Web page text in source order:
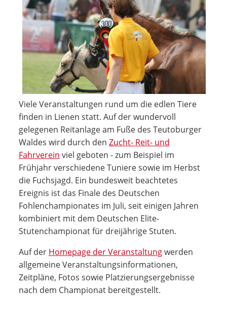
Viele Veranstaltungen rund um die edlen Tiere
finden in Lienen statt. Auf der wundervoll
gelegenen Reitanlage am Fuße des Teutoburger
Waldes wird durch den Zucht- Reit- und
Fahrverein viel geboten - zum Beispiel im
Frühjahr verschiedene Tuniere sowie im Herbst
die Fuchsjagd. Ein bundesweit beachtetes
Ereignis ist das Finale des Deutschen
Fohlenchampionates im Juli, seit einigen Jahren
kombiniert mit dem Deutschen Elite-
Stutenchampionat für dreijährige Stuten.
Auf der Homepage der Veranstaltungwerden
allgemeine Veranstaltungsinformationen,
Zeitpläne, Fotos sowie Platzierungsergebnisse
nach dem Championat bereitgestellt.